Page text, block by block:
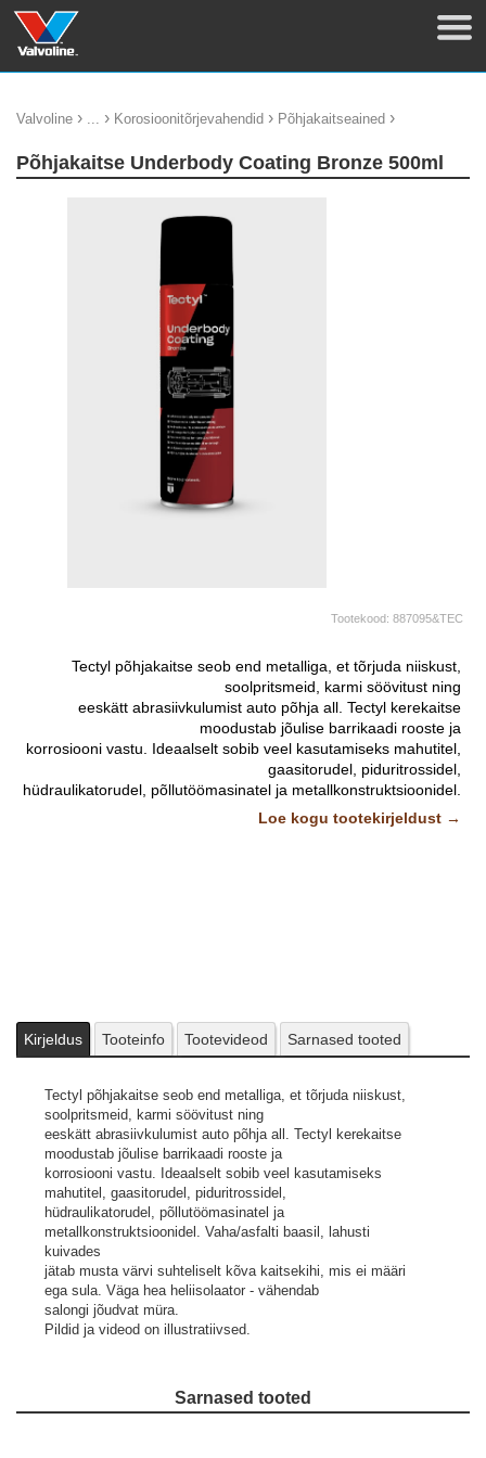
Valvoline › ... › Korosioonitõrjevahendid › Põhjakaitseained ›
Põhjakaitse Underbody Coating Bronze 500ml
Tootekood: 887095&TEC
Tectyl põhjakaitse seob end metalliga, et tõrjuda niiskust,
soolpritsmeid, karmi söövitust ning
eeskätt abrasiivkulumist auto põhja all. Tectyl kerekaitse
moodustab jõulise barrikaadi rooste ja
korrosiooni vastu. Ideaalselt sobib veel kasutamiseks mahutitel,
gaasitorudel, piduritrossidel,
hüdraulikatorudel, põllutöömasinatel ja metallkonstruktsioonidel.
Vaha/asfalti baasil, lahusti kuivades
jätab musta värvi suhteliselt kõva kaitsekihi, mis ei määri ega
Loe kogu tootekirjeldust →
Kirjeldus Tooteinfo Tootevideod Sarnased tooted
Tectyl põhjakaitse seob end metalliga, et tõrjuda niiskust,
soolpritsmeid, karmi söövitust ning
eeskätt abrasiivkulumist auto põhja all. Tectyl kerekaitse
moodustab jõulise barrikaadi rooste ja
korrosiooni vastu. Ideaalselt sobib veel kasutamiseks
mahutitel, gaasitorudel, piduritrossidel,
hüdraulikatorudel, põllutöömasinatel ja
metallkonstruktsioonidel. Vaha/asfalti baasil, lahusti
kuivades
jätab musta värvi suhteliselt kõva kaitsekihi, mis ei määri
ega sula. Väga hea heliisolaator - vähendab
salongi jõudvat müra.
Pildid ja videod on illustratiivsed.
Sarnased tooted